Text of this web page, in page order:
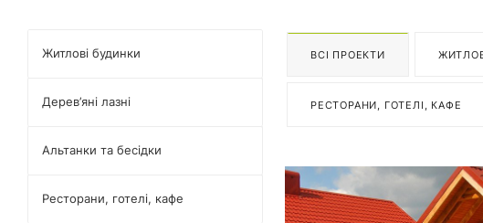
ВСІ ПРОЕКТИ
РЕСТОРАНИ, ГОТЕЛІ, КАФЕ
Житлові будинки
Дерев’яні лазні
Альтанки та бесідки
Ресторани, готелі, кафе